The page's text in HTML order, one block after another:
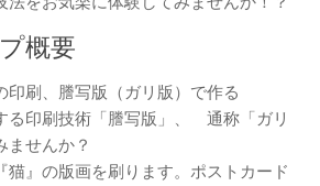
概要
印刷、謄写版（ガリ版）で作る
る印刷技術「謄写版」、 通称「ガリ
ませんか？
猫』の版画を刷ります。ポストカード